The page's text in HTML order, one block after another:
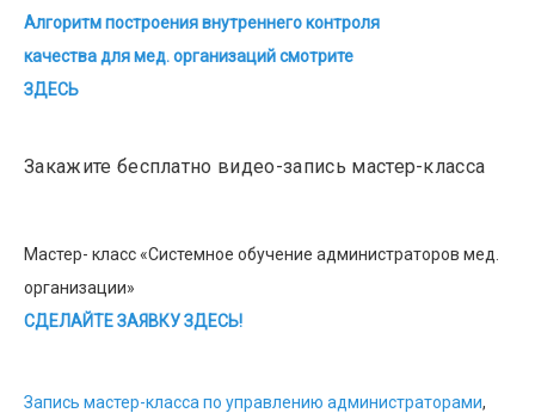
Алгоритм построения внутреннего контроля
качества для мед. организаций смотрите
ЗДЕСЬ
Закажите бесплатно видео-запись мастер-класса
Мастер- класс «Системное обучение администраторов мед.
организации»
СДЕЛАЙТЕ ЗАЯВКУ ЗДЕСЬ!
Запись мастер-класса по управлению администраторами,